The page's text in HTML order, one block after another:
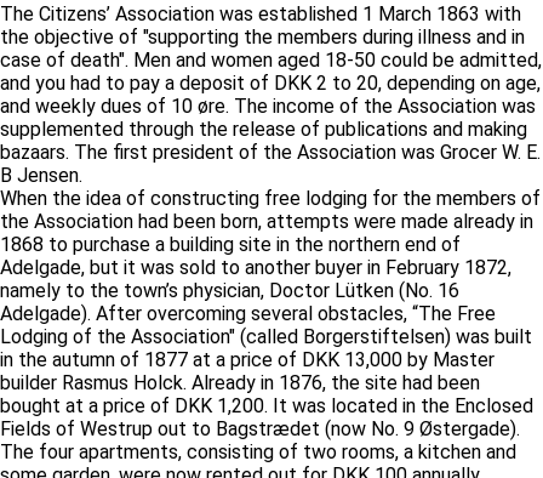
The Citizens’ Association was established 1 March 1863 with
the objective of "supporting the members during illness and in
case of death". Men and women aged 18-50 could be admitted,
and you had to pay a deposit of DKK 2 to 20, depending on age,
and weekly dues of 10 øre. The income of the Association was
supplemented through the release of publications and making
bazaars. The first president of the Association was Grocer W. E.
B Jensen.
When the idea of constructing free lodging for the members of
the Association had been born, attempts were made already in
1868 to purchase a building site in the northern end of
Adelgade, but it was sold to another buyer in February 1872,
namely to the town’s physician, Doctor Lütken (No. 16
Adelgade). After overcoming several obstacles, “The Free
Lodging of the Association" (called Borgerstiftelsen) was built
in the autumn of 1877 at a price of DKK 13,000 by Master
builder Rasmus Holck. Already in 1876, the site had been
bought at a price of DKK 1,200. It was located in the Enclosed
Fields of Westrup out to Bagstrædet (now No. 9 Østergade).
The four apartments, consisting of two rooms, a kitchen and